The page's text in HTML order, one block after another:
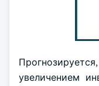
увеличением